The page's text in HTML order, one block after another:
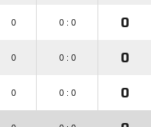
0 0 : 0 0
0 0 : 0 0
0 0 : 0 0